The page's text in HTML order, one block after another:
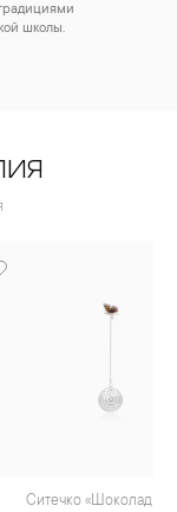
школы.
Ситечко «Шоколадница»